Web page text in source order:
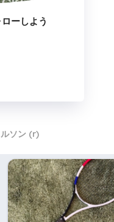
ーしよう
ソン (r)